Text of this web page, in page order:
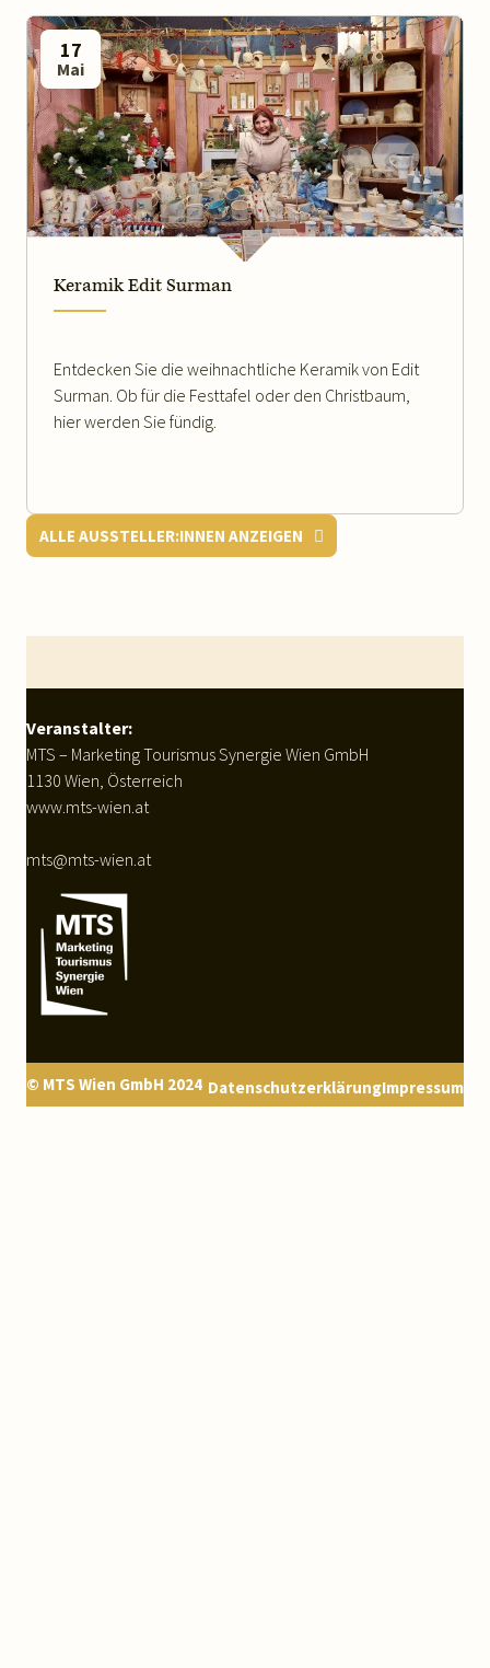
WEITERLESEN
17
Mai
Keramik Edit Surman
Entdecken Sie die weihnachtliche Keramik von Edit
Surman. Ob für die Festtafel oder den Christbaum,
hier werden Sie fündig.
WEITERLESEN
ALLE AUSSTELLER:INNEN ANZEIGEN
Veranstalter:
MTS – Marketing Tourismus Synergie Wien GmbH
1130 Wien, Österreich
www.mts-wien.at
mts@mts-wien.at
© MTS Wien GmbH 2024 DatenschutzerklärungImpressum